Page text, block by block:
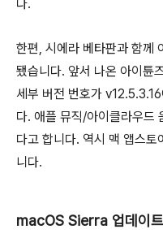
다.
한편, 시에라 베타판과 함께
됐습니다. 앞서 나온 아이튠
세부 버전 번호가
다. 애플 뮤직/아이클라우드
다고 합니다. 역시 맥 앱스
니다.
macOS Sierra 업데이